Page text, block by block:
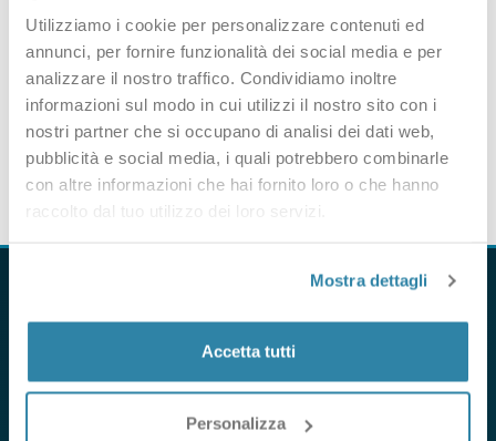
Utilizziamo i cookie per personalizzare contenuti ed
annunci, per fornire funzionalità dei social media e per
analizzare il nostro traffico. Condividiamo inoltre
informazioni sul modo in cui utilizzi il nostro sito con i
nostri partner che si occupano di analisi dei dati web,
pubblicità e social media, i quali potrebbero combinarle
con altre informazioni che hai fornito loro o che hanno
raccolto dal tuo utilizzo dei loro servizi.
Mostra dettagli
Accetta tutti
Personalizza
catastali e ipotecarie direttamente dalle banche dati ufficiali.
Da oltre 15 anni al servizio di professionisti, aziende e privati.